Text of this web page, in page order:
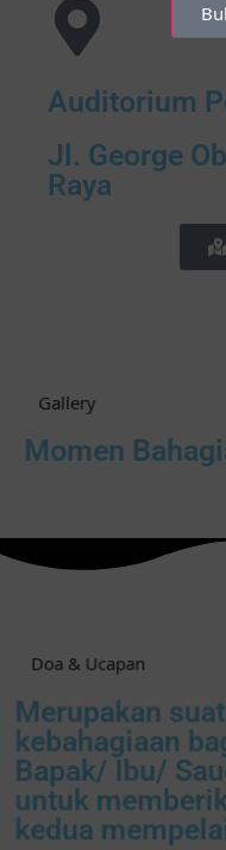
Auditorium
Jl. George
Raya
Gallery
Momen
Doa & Ucapan
Merupakan
kebahagiaan
Bapak/ Ibu/
untuk
kedua